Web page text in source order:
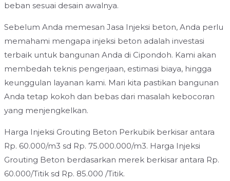
beban sesuai desain awalnya.
Sebelum Anda memesan Jasa Injeksi beton, Anda perlu
memahami mengapa injeksi beton adalah investasi
terbaik untuk bangunan Anda di Cipondoh. Kami akan
membedah teknis pengerjaan, estimasi biaya, hingga
keunggulan layanan kami. Mari kita pastikan bangunan
Anda tetap kokoh dan bebas dari masalah kebocoran
yang menjengkelkan.
Harga Injeksi Grouting Beton Perkubik berkisar antara
Rp. 60.000/m3 sd Rp. 75.000.000/m3. Harga Injeksi
Grouting Beton berdasarkan merek berkisar antara Rp.
60.000/Titik sd Rp. 85.000 /Titik.